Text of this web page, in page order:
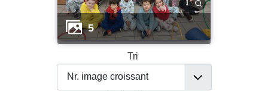
5
Tri